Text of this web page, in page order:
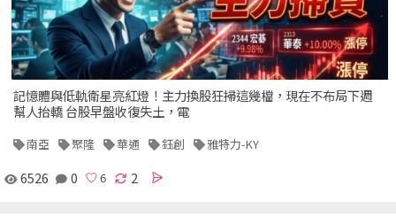
記憶體與低軌衛星亮紅燈！主力換股狂掃這幾檔，現在不布局下週
幫人抬轎 台股早盤收復失土，電
南亞 聚隆 華通 鈺創 雅特力-KY
6526 0 2